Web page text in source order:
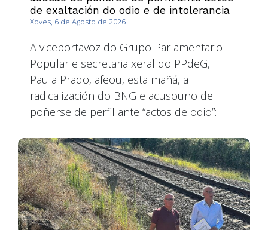
de exaltación do odio e de intolerancia
Xoves, 6 de Agosto de 2026
A viceportavoz do Grupo Parlamentario
Popular e secretaria xeral do PPdeG,
Paula Prado, afeou, esta mañá, a
radicalización do BNG e acusouno de
poñerse de perfil ante “actos de odio”: